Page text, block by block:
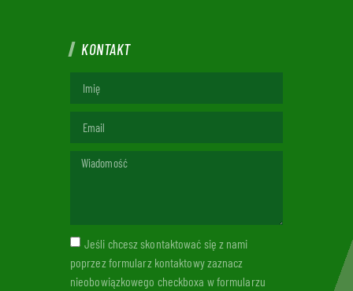
KONTAKT
Jeśli chcesz skontaktować się z nami
poprzez formularz kontaktowy zaznacz
nieobowiązkowego checkboxa w formularzu